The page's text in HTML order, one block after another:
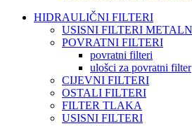
HIDRAULIČNI FILTERI
USISNI FILTERI
POVRATNI FILTERI
povratni filteri
ulošci za povratni filter
CIJEVNI FILTERI
OSTALI FILTERI
FILTER TLAKA
USISNI FILTERI